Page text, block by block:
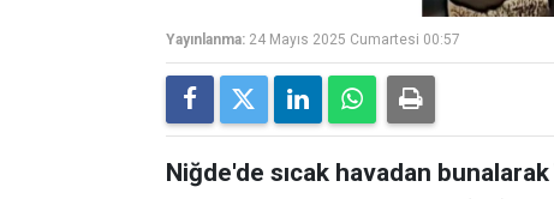
Yayınlanma: 24 Mayıs 2025 Cumartesi 00:57
Niğde'de sıcak havadan